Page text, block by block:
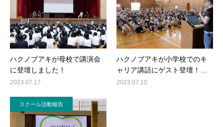
ハクノブアキが母校で講演会
に登壇しました！
2023.07.17
ハクノブアキが小学校でのキ
ャリア講話にゲスト登壇！…
2023.07.10
スクール活動報告